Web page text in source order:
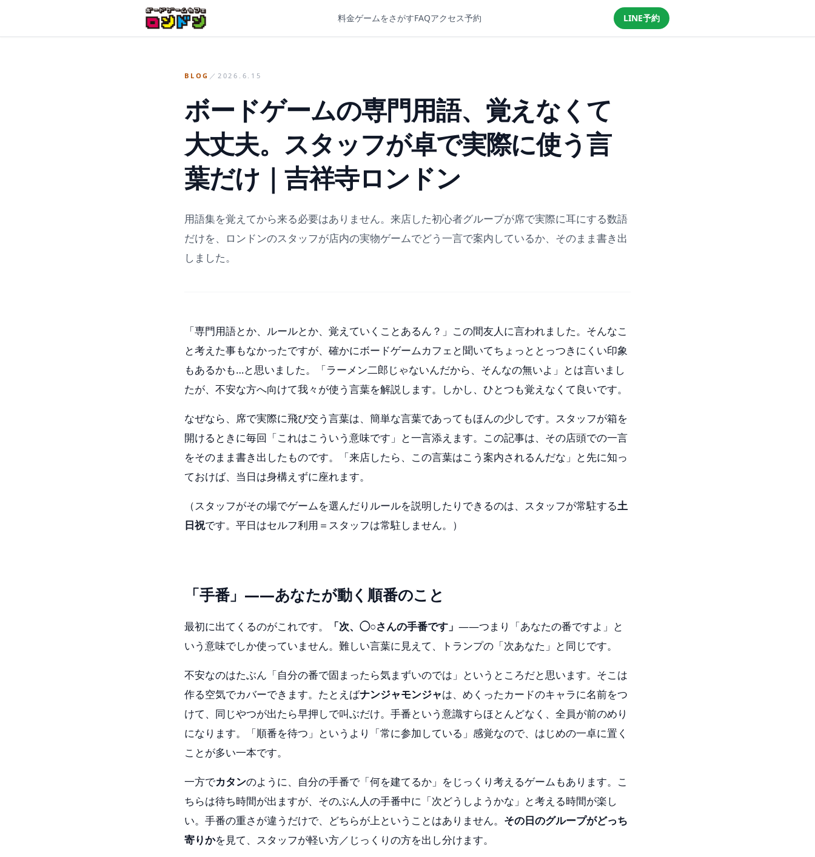
料金ゲームをさがすFAQアクセス予約 LINE予約
BLOG ／ 2026.6.15
ボードゲームの専門用語、覚えなくて
大丈夫。スタッフが卓で実際に使う言
葉だけ｜吉祥寺ロンドン
用語集を覚えてから来る必要はありません。来店した初心者グループが席で実際に耳にする数語
だけを、ロンドンのスタッフが店内の実物ゲームでどう一言で案内しているか、そのまま書き出
しました。
「専門用語とか、ルールとか、覚えていくことあるん？」この間友人に言われました。そんなこ
と考えた事もなかったですが、確かにボードゲームカフェと聞いてちょっととっつきにくい印象
もあるかも…と思いました。「ラーメン二郎じゃないんだから、そんなの無いよ」とは言いまし
たが、不安な方へ向けて我々が使う言葉を解説します。しかし、ひとつも覚えなくて良いです。
なぜなら、席で実際に飛び交う言葉は、簡単な言葉であってもほんの少しです。スタッフが箱を
開けるときに毎回「これはこういう意味です」と一言添えます。この記事は、その店頭での一言
をそのまま書き出したものです。「来店したら、この言葉はこう案内されるんだな」と先に知っ
ておけば、当日は身構えずに座れます。
（スタッフがその場でゲームを選んだりルールを説明したりできるのは、スタッフが常駐する土
日祝です。平日はセルフ利用＝スタッフは常駐しません。）
「手番」——あなたが動く順番のこと
最初に出てくるのがこれです。 「次、◯○さんの手番です」 ——つまり「あなたの番ですよ」と
いう意味でしか使っていません。難しい言葉に見えて、トランプの「次あなた」と同じです。
不安なのはたぶん「自分の番で固まったら気まずいのでは」というところだと思います。そこは
作る空気でカバーできます。たとえばナンジャモンジャは、めくったカードのキャラに名前をつ
けて、同じやつが出たら早押しで叫ぶだけ。手番という意識すらほとんどなく、全員が前のめり
になります。「順番を待つ」というより「常に参加している」感覚なので、はじめの一卓に置く
ことが多い一本です。
一方でカタンのように、自分の手番で「何を建てるか」をじっくり考えるゲームもあります。こ
ちらは待ち時間が出ますが、そのぶん人の手番中に「次どうしようかな」と考える時間が楽し
い。手番の重さが違うだけで、どちらが上ということはありません。 その日のグループがどっち
寄りかを見て、スタッフが軽い方／じっくりの方を出し分けます。
日付・人数・目的を送るだけでOK LINEで予約・相談する